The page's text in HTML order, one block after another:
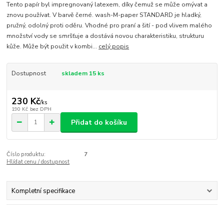
Tento papír byl impregnovaný latexem, díky čemuž se může omývat a
znovu používat. V barvě černé. wash-M-paper STANDARD je hladký,
pružný, odolný proti oděru. Vhodné pro praní a šití - pod vlivem malého
množství vody se smršťuje a dostává novou charakteristiku, strukturu
kůže. Může být použit v kombi... celý popis
Dostupnost skladem 15 ks
230 Kč/ks
190 Kč bez DPH
Přidat do košíku
Číslo produktu:
7
Hlídat cenu / dostupnost
Kompletní specifikace